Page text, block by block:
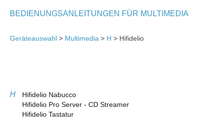
BEDIENUNGSANLEITUNGEN FÜR MULTIMEDIA
Geräteauswahl > Multimedia > H > Hifidelio
H
Hifidelio Nabucco
Hifidelio Pro Server - CD Streamer
Hifidelio Tastatur